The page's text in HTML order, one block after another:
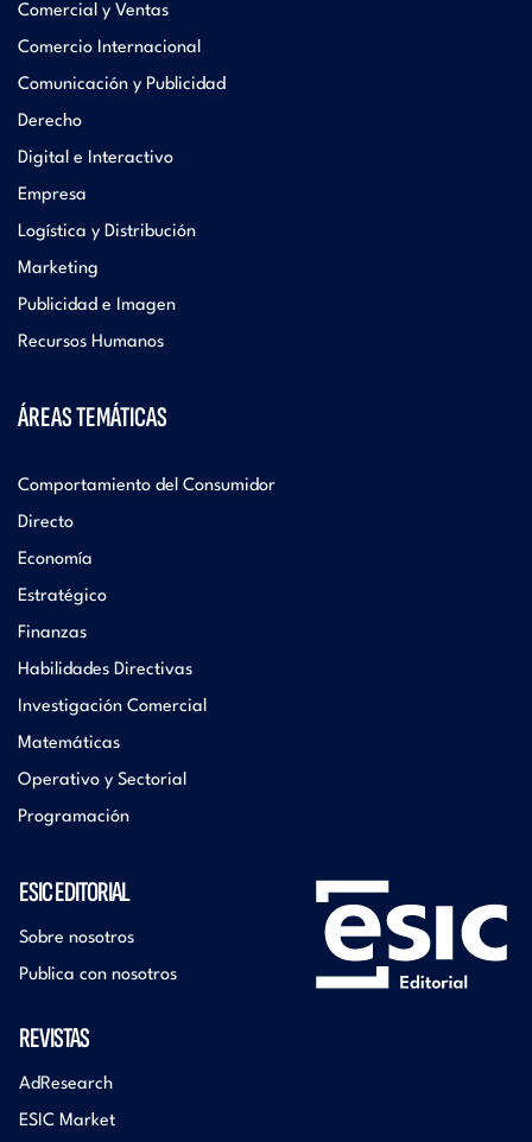
Comercial y Ventas
Comercio Internacional
Comunicación y Publicidad
Derecho
Digital e Interactivo
Empresa
Logística y Distribución
Marketing
Publicidad e Imagen
Recursos Humanos
ÁREAS TEMÁTICAS
Comportamiento del Consumidor
Directo
Economía
Estratégico
Finanzas
Habilidades Directivas
Investigación Comercial
Matemáticas
Operativo y Sectorial
Programación
ESIC EDITORIAL
Sobre nosotros
Publica con nosotros
REVISTAS
AdResearch
ESIC Market